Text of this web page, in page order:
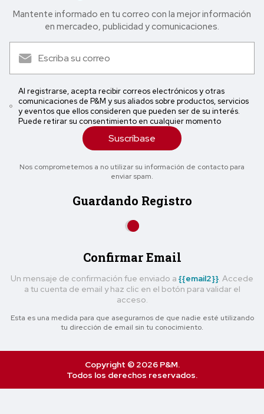
Mantente informado en tu correo con la mejor in formación
en mercadeo, publicidad y comunicaciones.
Al registrarse, acepta recibir correos electrónicos y otras
comunicaciones de P&M y sus aliados sobre productos, servicios
y eventos que ellos consideren que pueden ser de su interés.
Puede retirar su consentimiento en cualquier momento
Suscríbase
Nos comprometemos a no utilizar su información de contacto para
enviar spam.
Guardando Registro
Confirmar Email
Un mensaje de confirmación fue enviado a {{email2}} . Accede
a tu cuenta de email y haz clic en el botón para validar el
acceso.
Esta es una medida para que asegurarnos de que nadie esté utilizando
tu dirección de email sin tu conocimiento.
Copyright © 2026 P&M.
Todos los derechos reservados.